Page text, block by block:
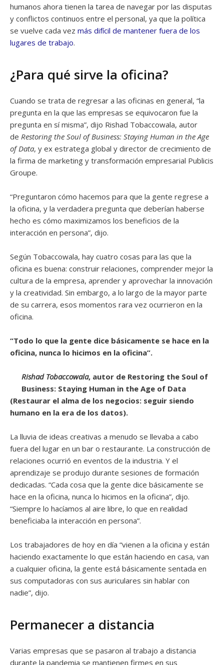
humanos ahora tienen la tarea de navegar por las disputas
y conflictos continuos entre el personal, ya que la política
se vuelve cada vez más difícil de mantener fuera de los
lugares de trabajo.
¿Para qué sirve la oficina?
Cuando se trata de regresar a las oficinas en general, “la
pregunta en la que las empresas se equivocaron fue la
pregunta en sí misma”, dijo Rishad Tobaccowala, autor
de Restoring the Soul of Business: Staying Human in the Age
of Data, y ex estratega global y director de crecimiento de
la firma de marketing y transformación empresarial Publicis
Groupe.
“Preguntaron cómo hacemos para que la gente regrese a
la oficina, y la verdadera pregunta que deberían haberse
hecho es cómo maximizamos los beneficios de la
interacción en persona”, dijo.
Según Tobaccowala, hay cuatro cosas para las que la
oficina es buena: construir relaciones, comprender mejor la
cultura de la empresa, aprender y aprovechar la innovación
y la creatividad. Sin embargo, a lo largo de la mayor parte
de su carrera, esos momentos rara vez ocurrieron en la
oficina.
“Todo lo que la gente dice básicamente se hace en la
oficina, nunca lo hicimos en la oficina”.
Rishad Tobaccowala, autor de Restoring the Soul of
Business: Staying Human in the Age of Data
(Restaurar el alma de los negocios: seguir siendo
humano en la era de los datos).
La lluvia de ideas creativas a menudo se llevaba a cabo
fuera del lugar en un bar o restaurante. La construcción de
relaciones ocurrió en eventos de la industria. Y el
aprendizaje se produjo durante sesiones de formación
dedicadas. “Cada cosa que la gente dice básicamente se
hace en la oficina, nunca lo hicimos en la oficina”, dijo.
“Siempre lo hacíamos al aire libre, lo que en realidad
beneficiaba la interacción en persona”.
Los trabajadores de hoy en día “vienen a la oficina y están
haciendo exactamente lo que están haciendo en casa, van
a cualquier oficina, la gente está básicamente sentada en
sus computadoras con sus auriculares sin hablar con
nadie”, dijo.
Permanecer a distancia
Varias empresas que se pasaron al trabajo a distancia
durante la pandemia se mantienen firmes en sus